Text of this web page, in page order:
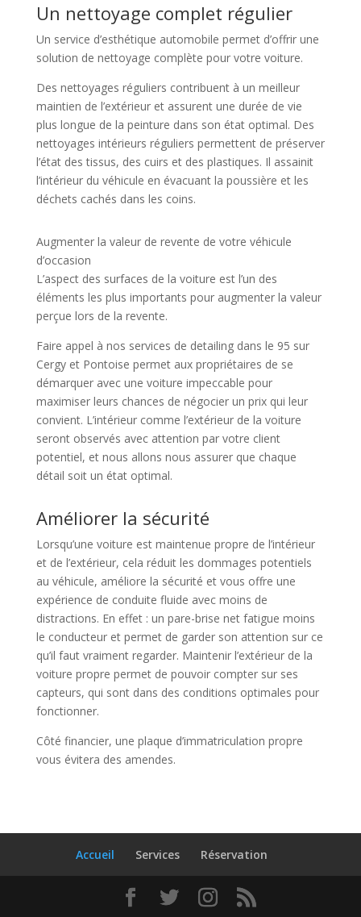
Un nettoyage complet régulier
Un service d’esthétique automobile permet d’offrir une
solution de nettoyage complète pour votre voiture.
Des nettoyages réguliers contribuent à un meilleur
maintien de l’extérieur et assurent une durée de vie
plus longue de la peinture dans son état optimal. Des
nettoyages intérieurs réguliers permettent de préserver
l’état des tissus, des cuirs et des plastiques. Il assainit
l’intérieur du véhicule en évacuant la poussière et les
déchets cachés dans les coins.
Augmenter la valeur de revente de votre véhicule
d’occasion
L’aspect des surfaces de la voiture est l’un des
éléments les plus importants pour augmenter la valeur
perçue lors de la revente.
Faire appel à nos services de detailing dans le 95 sur
Cergy et Pontoise permet aux propriétaires de se
démarquer avec une voiture impeccable pour
maximiser leurs chances de négocier un prix qui leur
convient. L’intérieur comme l’extérieur de la voiture
seront observés avec attention par votre client
potentiel, et nous allons nous assurer que chaque
détail soit un état optimal.
Améliorer la sécurité
Lorsqu’une voiture est maintenue propre de l’intérieur
et de l’extérieur, cela réduit les dommages potentiels
au véhicule, améliore la sécurité et vous offre une
expérience de conduite fluide avec moins de
distractions. En effet : un pare-brise net fatigue moins
le conducteur et permet de garder son attention sur ce
qu’il faut vraiment regarder. Maintenir l’extérieur de la
voiture propre permet de pouvoir compter sur ses
capteurs, qui sont dans des conditions optimales pour
fonctionner.
Côté financier, une plaque d’immatriculation propre
vous évitera des amendes.
Accueil Services Réservation